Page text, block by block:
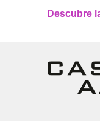
Descubre